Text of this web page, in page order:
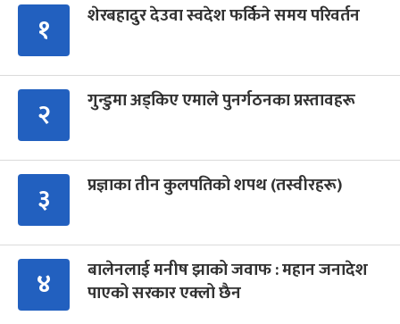
१ शेरबहादुर देउवा स्वदेश फर्किने समय परिवर्तन
२ गुन्डुमा अड्किए एमाले पुनर्गठनका प्रस्तावहरू
३ प्रज्ञाका तीन कुलपतिको शपथ (तस्वीरहरू)
४
बालेनलाई मनीष झाको जवाफ : महान जनादेश
पाएको सरकार एक्लो छैन